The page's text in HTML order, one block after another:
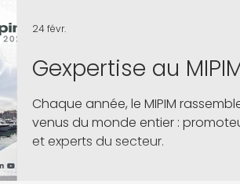
Gexpertise au
Chaque année, le MIPIM
venus du monde entier :
et experts du secteur.
24 févr.